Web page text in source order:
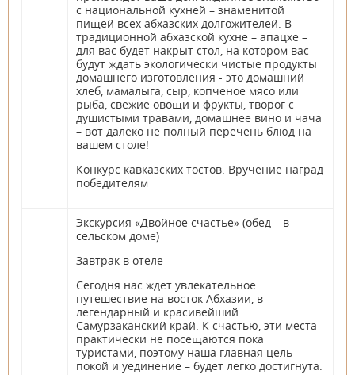
с национальной кухней – знаменитой
пищей всех абхазских долгожителей. В
традиционной абхазской кухне – апацхе –
для вас будет накрыт стол, на котором вас
будут ждать экологически чистые продукты
домашнего изготовления - это домашний
хлеб, мамалыга, сыр, копченое мясо или
рыба, свежие овощи и фрукты, творог с
душистыми травами, домашнее вино и чача
– вот далеко не полный перечень блюд на
вашем столе!
Конкурс кавказских тостов. Вручение наград
победителям
Экскурсия «Двойное счастье» (обед – в
сельском доме)
Завтрак в отеле
Сегодня нас ждет увлекательное
путешествие на восток Абхазии, в
легендарный и красивейший
Самурзаканский край. К счастью, эти места
практически не посещаются пока
туристами, поэтому наша главная цель –
покой и уединение – будет легко достигнута.